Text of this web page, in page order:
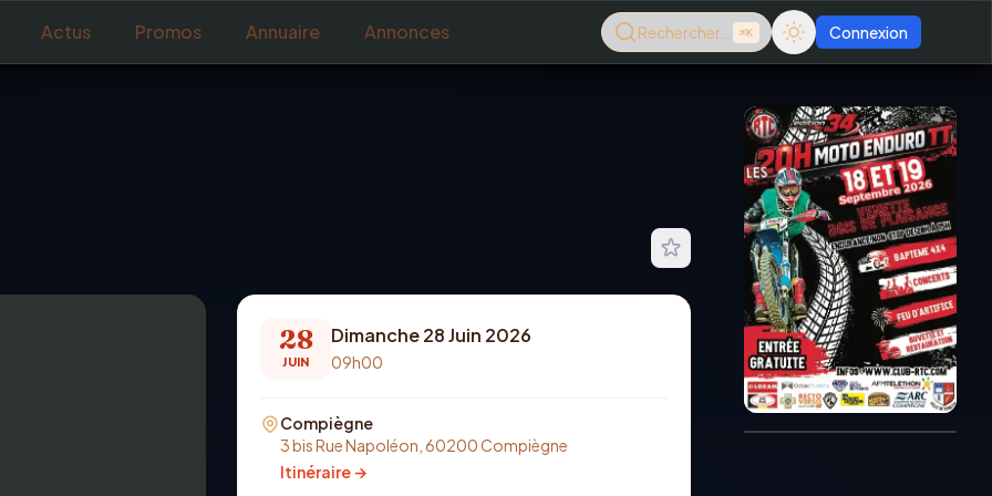
Actus Promos Annuaire Annonces Rechercher… ⌘K Connexion
28
JUIN
Dimanche 28 Juin 2026
09h00
Compiègne
3 bis Rue Napoléon, 60200 Compiègne
Itinéraire →
Consultez le dernier
magazine en ligne
Août2026